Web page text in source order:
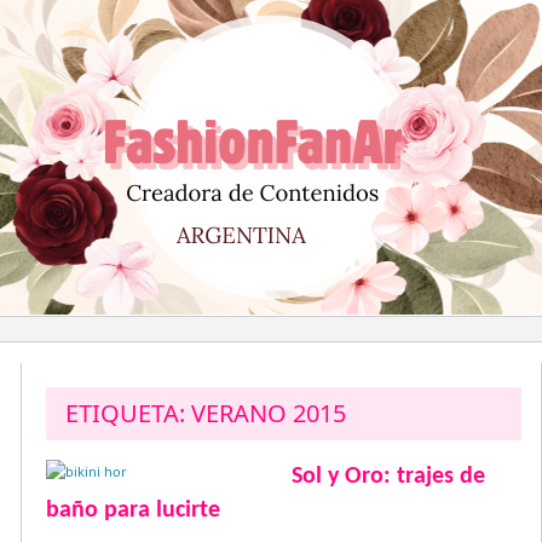
al
contenido
ETIQUETA: VERANO 2015
Sol y Oro: trajes de
baño para lucirte